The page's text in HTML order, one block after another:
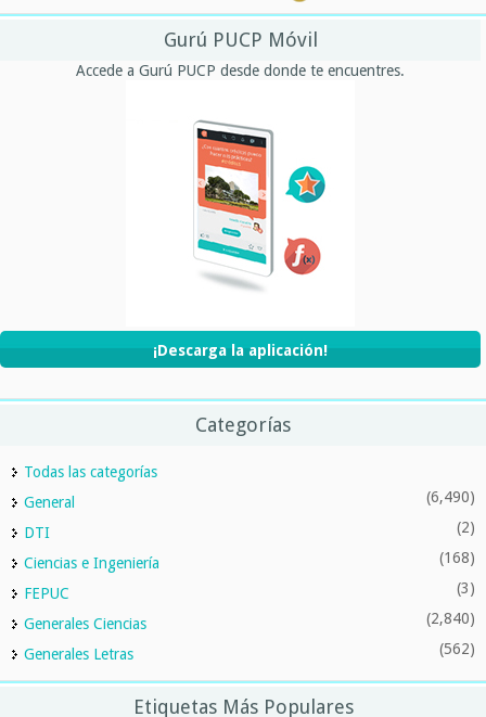
Gurú PUCP Móvil
Accede a Gurú PUCP desde donde te encuentres.
¡Descarga la aplicación!
Categorías
Todas las categorías
General
(6,490)
DTI (2)
Ciencias e Ingeniería (168)
FEPUC (3)
Generales Ciencias (2,840)
Generales Letras (562)
Etiquetas Más Populares